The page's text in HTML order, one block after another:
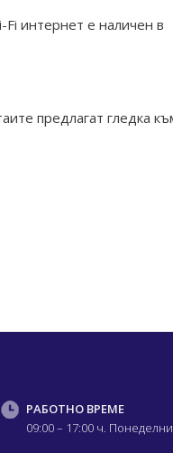
Fi интернет е наличен в
предлагат гледка
РАБОТНО ВРЕМЕ
09:00 – 17:00 ч.